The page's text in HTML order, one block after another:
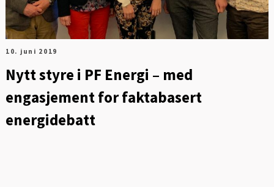
10. juni 2019
Nytt styre i PF Energi – med
engasjement for faktabasert
energidebatt